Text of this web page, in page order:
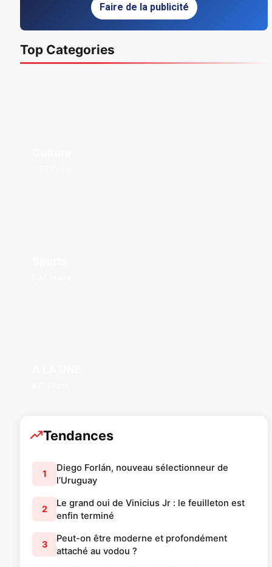
Faire de la publicité
Top Categories
Tendances
1
Diego Forlán, nouveau sélectionneur de
l’Uruguay
2
Le grand oui de Vinicius Jr : le feuilleton est
enfin terminé
3
Peut-on être moderne et profondément
attaché au vodou ?